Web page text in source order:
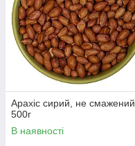
Арахіс сирий, не смажений,
500г
В наявності